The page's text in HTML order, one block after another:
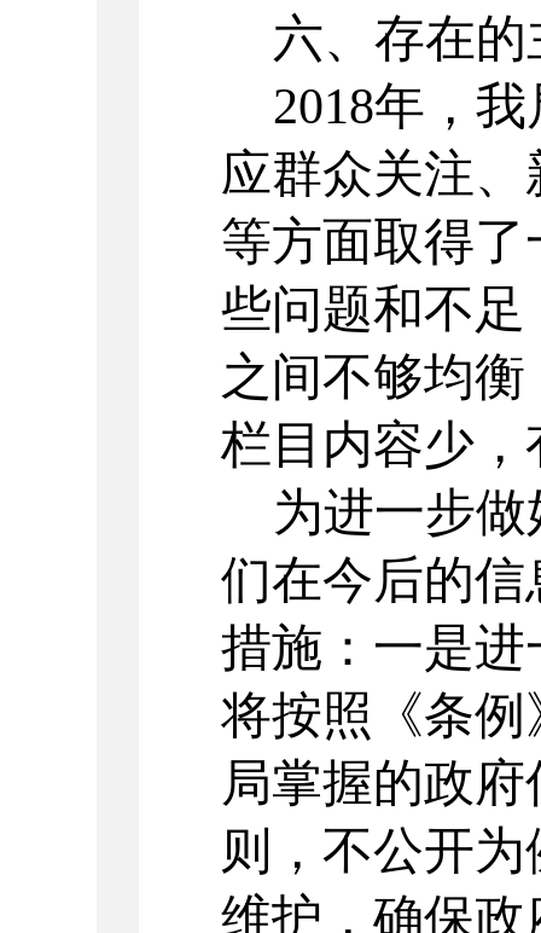
六、存在
2018年，
应群众关注
等方面取得
些问题和不
之间不够均
栏目内容少
为进一步
们在今后的
措施：一是
将按照《条
局掌握的政
则，不公开
维护，确保